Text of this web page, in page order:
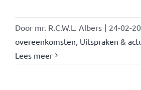
Door mr. R.C.W.L. Albers | 24-02-
overeenkomsten, Uitspraken &
Lees meer